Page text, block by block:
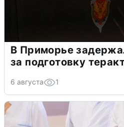
В Приморье
за подготовку
6 августа 1